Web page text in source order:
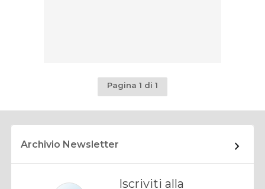
Pagina 1 di 1
Archivio Newsletter
Iscriviti alla